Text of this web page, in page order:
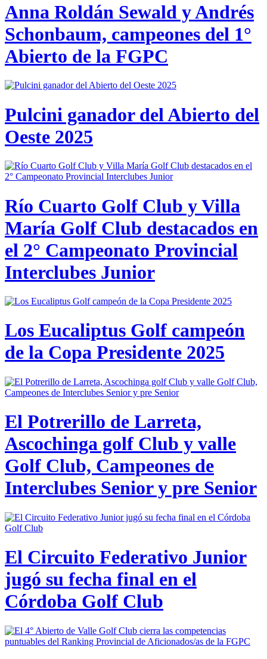
Anna Roldán Sewald y Andrés
Schonbaum, campeones del 1°
Abierto de la FGPC
Pulcini ganador del Abierto del
Oeste 2025
Río Cuarto Golf Club y Villa
María Golf Club destacados en
el 2° Campeonato Provincial
Interclubes Junior
Los Eucaliptus Golf campeón
de la Copa Presidente 2025
El Potrerillo de Larreta,
Ascochinga golf Club y valle
Golf Club, Campeones de
Interclubes Senior y pre Senior
El Circuito Federativo Junior
jugó su fecha final en el
Córdoba Golf Club